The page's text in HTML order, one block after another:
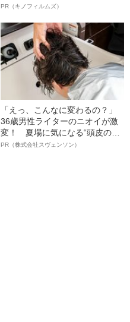
ルインタビュー“観客を魅了した
語る”《日本興収70億円突破》
PR（キノフィルムズ）
「えっ、こんなに変わるの？」
36歳男性ライターのニオイが激
変！ 夏場に気になる“頭皮のニ
オイ”や“ベタつき”を解消す
PR（株式会社スヴェンソン）